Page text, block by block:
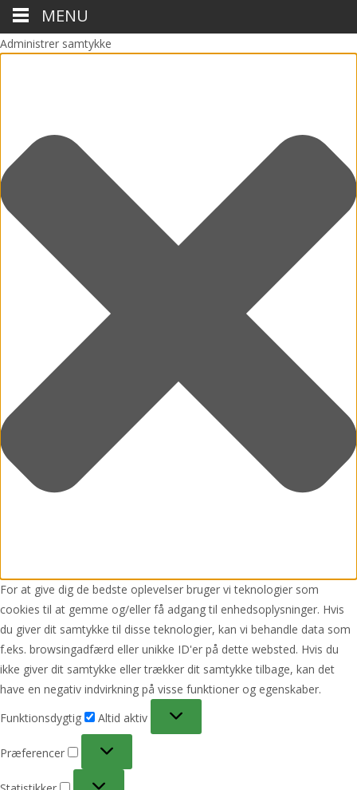
Administrer samtykke
For at give dig de bedste oplevelser bruger vi teknologier som
cookies til at gemme og/eller få adgang til enhedsoplysninger. Hvis
du giver dit samtykke til disse teknologier, kan vi behandle data som
f.eks. browsingadfærd eller unikke ID'er på dette websted. Hvis du
ikke giver dit samtykke eller trækker dit samtykke tilbage, kan det
have en negativ indvirkning på visse funktioner og egenskaber.
Funktionsdygtig
Altid aktiv
Præferencer
MENU